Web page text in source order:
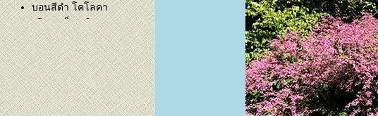
บอนสีดำ โคโลคา
เซีย แบล็กเมจิก
(Colocasia Black
Magic)*
ดอกไม้บ้านป่าเมื่อ
วันที่หนาวเย็น 14
องศา - ดอก
คริสต์มาส ดอก